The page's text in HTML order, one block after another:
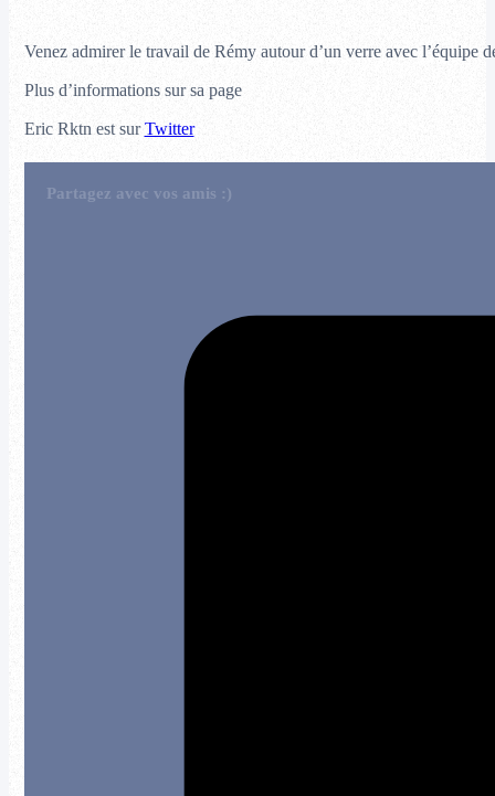
Venez admirer le travail de Rémy autour d’un verre avec l’équipe
Plus d’informations sur sa page
Eric Rktn est surTwitter
Partagez avec vos amis :)